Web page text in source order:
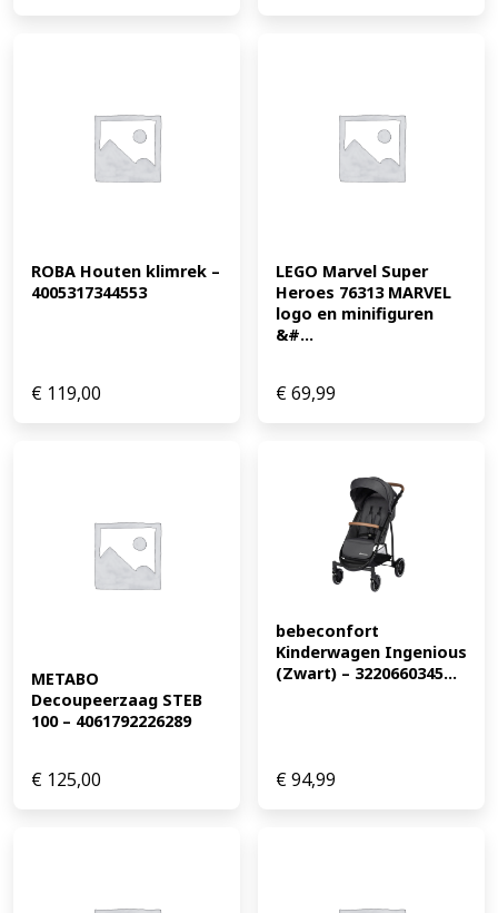
ROBA Houten klimrek –
4005317344553
€ 119,00
LEGO Marvel Super
Heroes 76313 MARVEL
logo en minifiguren
&#...
€69,99
METABO
Decoupeerzaag STEB
100 – 4061792226289
€ 125,00
bebeconfort
Kinderwagen Ingenious
(Zwart) – 3220660345...
€94,99